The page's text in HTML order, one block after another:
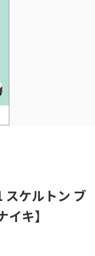
スケルトン ブ
キ】